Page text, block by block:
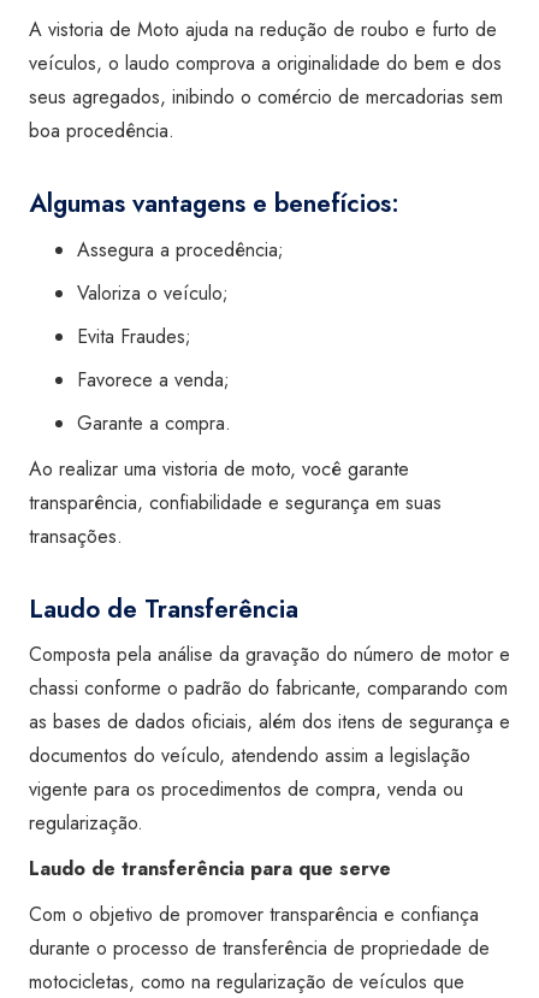
A vistoria de Moto ajuda na redução de roubo e furto de
veículos, o laudo comprova a originalidade do bem e dos
seus agregados, inibindo o comércio de mercadorias sem
boa procedência.
Algumas vantagens e benefícios:
Assegura a procedência;
Valoriza o veículo;
Evita Fraudes;
Favorece a venda;
Garante a compra.
Ao realizar uma vistoria de moto, você garante
transparência, confiabilidade e segurança em suas
transações.
Laudo de Transferência
Composta pela análise da gravação do número de motor e
chassi conforme o padrão do fabricante, comparando com
as bases de dados oficiais, além dos itens de segurança e
documentos do veículo, atendendo assim a legislação
vigente para os procedimentos de compra, venda ou
regularização.
Laudo de transferência para que serve
Com o objetivo de promover transparência e confiança
durante o processo de transferência de propriedade de
motocicletas, como na regularização de veículos que